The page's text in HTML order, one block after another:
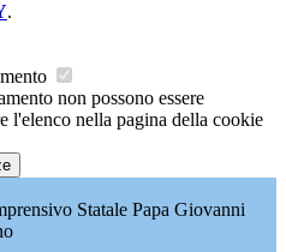
.
non possono essere
l'elenco nella pagina della cookie
Statale Papa Giovanni